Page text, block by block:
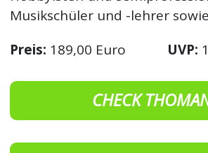
Musikschüler und -lehrer
Preis: 189,00 Euro UVP:
CHECK